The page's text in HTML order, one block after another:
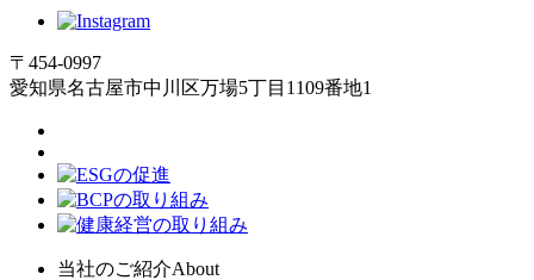
〒454-0997
愛知県名古屋市中川区万場5丁目1109番地1
当社のご紹介About